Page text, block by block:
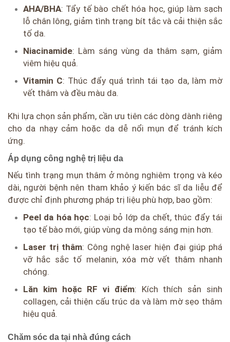
AHA/BHA: Tẩy tế bào chết hóa học, giúp làm sạch
lỗ chân lông, giảm tình trạng bít tắc và cải thiện sắc
tố da.
Niacinamide: Làm sáng vùng da thâm sạm, giảm
viêm hiệu quả.
Vitamin C: Thúc đẩy quá trình tái tạo da, làm mờ
vết thâm và đều màu da.
Khi lựa chọn sản phẩm, cần ưu tiên các dòng dành riêng
cho da nhạy cảm hoặc da dễ nổi mụn để tránh kích
ứng.
Áp dụng công nghệ trị liệu da
Nếu tình trạng mụn thâm ở mông nghiêm trọng và kéo
dài, người bệnh nên tham khảo ý kiến bác sĩ da liễu để
được chỉ định phương pháp trị liệu phù hợp, bao gồm:
Peel da hóa học: Loại bỏ lớp da chết, thúc đẩy tái
tạo tế bào mới, giúp vùng da mông sáng mịn hơn.
Laser trị thâm: Công nghệ laser hiện đại giúp phá
vỡ hắc sắc tố melanin, xóa mờ vết thâm nhanh
chóng.
Lăn kim hoặc RF vi điểm: Kích thích sản sinh
collagen, cải thiện cấu trúc da và làm mờ sẹo thâm
hiệu quả.
Chăm sóc da tại nhà đúng cách